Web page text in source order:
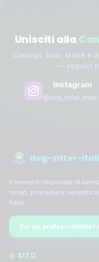
Unisciti alla
Consigli, foto, storie e
— seguici
Instagram
dog-sitter-
Il network nazionale di
smart, procedure
Italia.
Sei un professionista?
IL SITO